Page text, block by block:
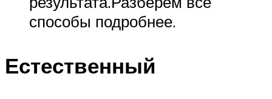
способы подробнее.
Естественный